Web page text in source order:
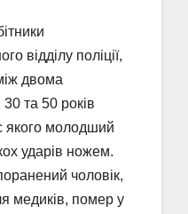
відділу поліції,
двома
та 50 років
якого молодший
ударів ножем.
чоловік,
медиків, помер у